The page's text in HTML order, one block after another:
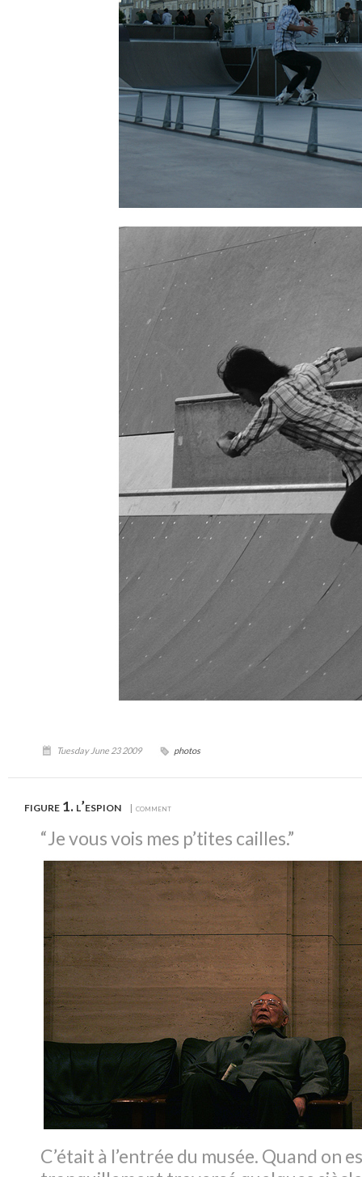
Tuesday June 23 2009 photos
figure 1. l’espion | comment
“Je vous vois mes p’tites cailles.”
C’était à l’entrée du musée. Quand on